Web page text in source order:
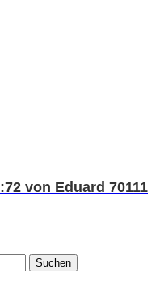
von Eduard 70111
Suchen